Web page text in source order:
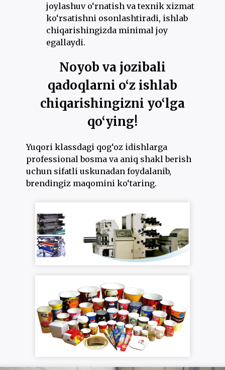
joylashuv o‘rnatish va texnik xizmat
ko‘rsatishni osonlashtiradi, ishlab
chiqarishingizda minimal joy
egallaydi.
Noyob va jozibali
qadoqlarni o‘z ishlab
chiqarishingizni yo‘lga
qo‘ying!
Yuqori klassdagi qog‘oz idishlarga
professional bosma va aniq shakl berish
uchun sifatli uskunadan foydalanib,
brendingiz maqomini ko‘taring.